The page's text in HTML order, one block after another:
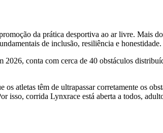
da prática desportiva ao ar livre. Mais
de inclusão, resiliência e honestidade.
conta com cerca de 40 obstáculos
atletas têm de ultrapassar corretamente os
isso, corrida Lynxrace está aberta a todos,